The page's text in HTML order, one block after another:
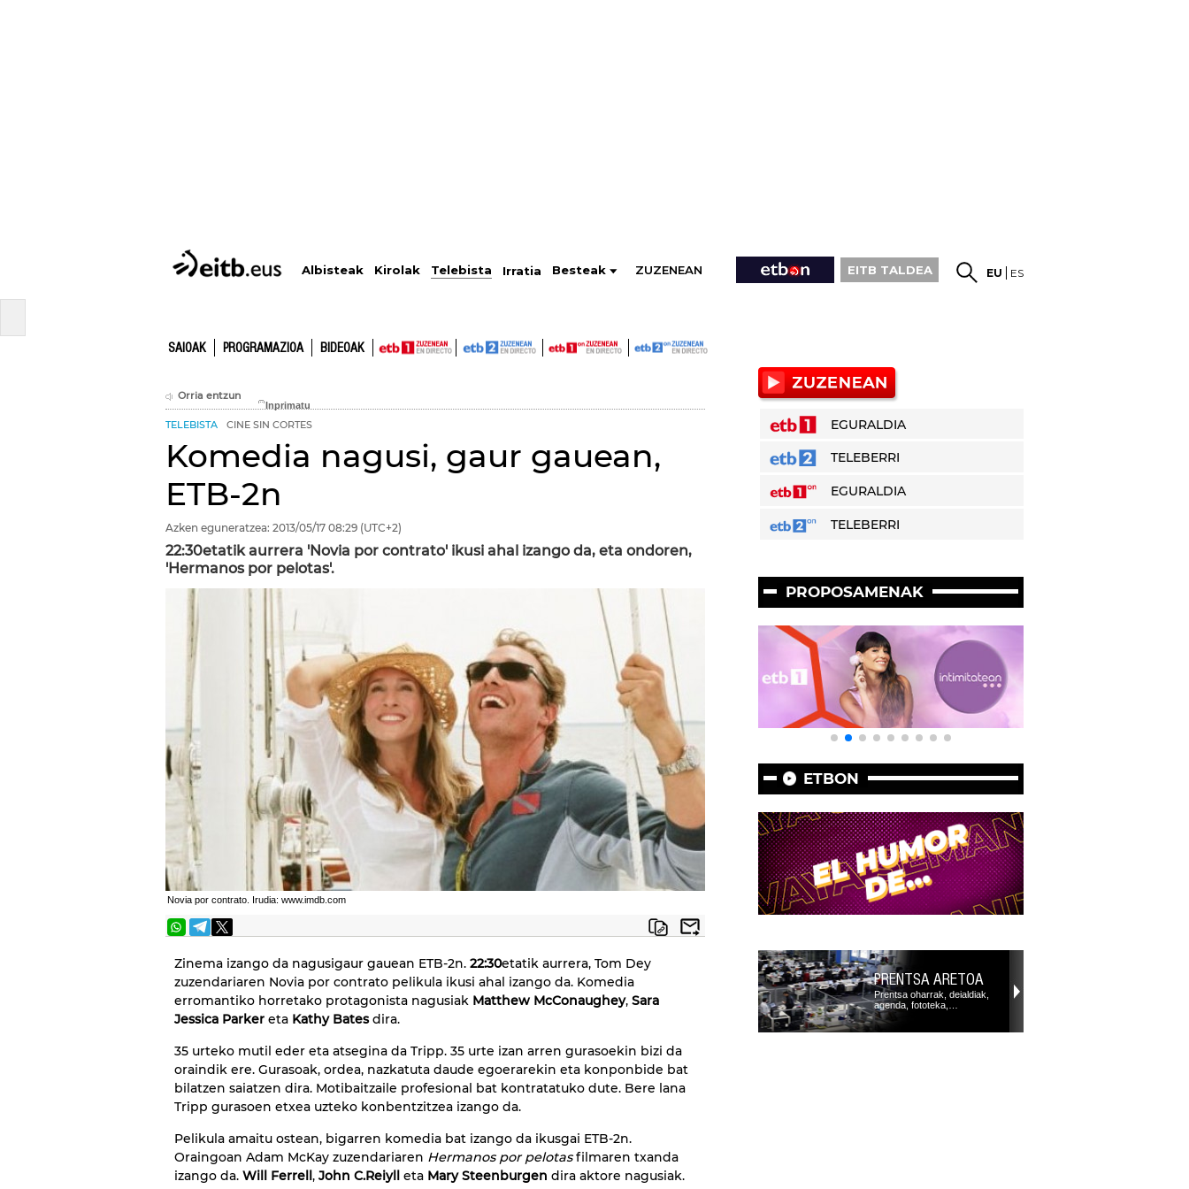
Albisteak Kirolak Telebista Irratia Besteak ZUZENEAN EITB TALDEA EU ES
SAIOAK PROGRAMAZIOA BIDEOAK
Orria entzun
TELEBISTA CINE SIN CORTES
Komedia nagusi, gaur gauean,
ETB-2n
Azken eguneratzea: 2013/05/17 08:29 (UTC+2)
22:30etatik aurrera 'Novia por contrato' ikusi ahal izango da, eta ondoren,
'Hermanos por pelotas'.
Novia por contrato. Irudia: www.imdb.com
Zinema izango da nagusigaur gauean ETB-2n. 22:30etatik aurrera, Tom Dey
zuzendariaren Novia por contrato pelikula ikusi ahal izango da. Komedia
erromantiko horretako protagonista nagusiak Matthew McConaughey, Sara
Jessica Parker eta Kathy Batesdira.
35 urteko mutil eder eta atsegina da Tripp. 35 urte izan arren gurasoekin bizi da
oraindik ere. Gurasoak, ordea, nazkatuta daude egoerarekin eta konponbide bat
bilatzen saiatzen dira. Motibaitzaile profesional bat kontratatuko dute. Bere lana
Tripp gurasoen etxea uzteko konbentzitzea izango da.
Pelikula amaitu ostean, bigarren komedia bat izango da ikusgai ETB-2n.
Oraingoan Adam McKay zuzendariaren Hermanos por pelotasfilmaren txanda
izango da. Will Ferrell, John C.Reiyll eta Mary Steenburgen dira aktore nagusiak.
EGURALDIA
TELEBERRI
EGURALDIA
TELEBERRI
PROPOSAMENAK
ETBON
PRENTSA ARETOA
Prentsa oharrak, deialdiak,
agenda, fototeka,…